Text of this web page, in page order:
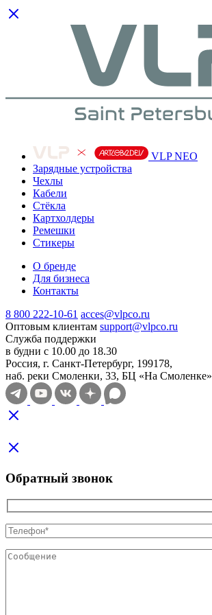
VLP NEO
Зарядные устройства
Чехлы
Кабели
Cтёкла
Картхолдеры
Ремешки
Стикеры
О бренде
Для бизнеса
Контакты
8 800 222-10-61 acces@vlpco.ru
Оптовым клиентам support@vlpco.ru
Служба поддержки
в будни с 10.00 до 18.30
Россия, г. Санкт-Петербург, 199178,
наб. реки Смоленки, 33, БЦ «На Смоленке»
Обратный звонок